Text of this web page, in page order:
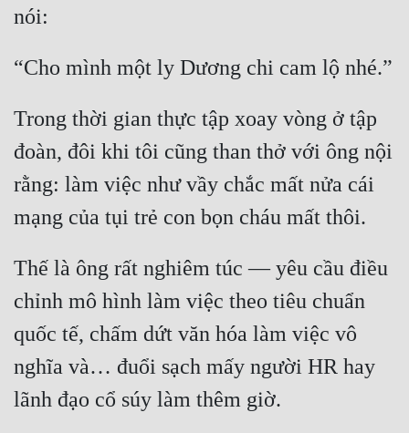
Linh Dị
Mưu Mô
Mạt Thế
Mỹ Thực
Ngôn Tình
Ngược
Nữ Cường
Nữ Phụ
Phong Thủy - Tâm Linh
Phương Tây
nói:
“Cho mình một ly Dương chi cam lộ nhé.”
Trong thời gian thực tập xoay vòng ở tập
đoàn, đôi khi tôi cũng than thở với ông nội
rằng: làm việc như vầy chắc mất nửa cái
mạng của tụi trẻ con bọn cháu mất thôi.
Thế là ông rất nghiêm túc — yêu cầu điều
chỉnh mô hình làm việc theo tiêu chuẩn
quốc tế, chấm dứt văn hóa làm việc vô
nghĩa và… đuổi sạch mấy người HR hay
lãnh đạo cổ súy làm thêm giờ.